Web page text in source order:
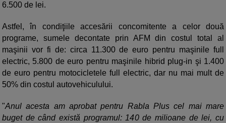
6.500 de lei.
Astfel, în condiţiile accesării concomitente a celor două
programe, sumele decontate prin AFM din costul total al
maşinii vor fi de: circa 11.300 de euro pentru maşinile full
electric, 5.800 de euro pentru maşinile hibrid plug-in şi 1.400
de euro pentru motocicletele full electric, dar nu mai mult de
50% din costul autovehiculului.
"Anul acesta am aprobat pentru Rabla Plus cel mai mare
buget de când există programul: 140 de milioane de lei, cu